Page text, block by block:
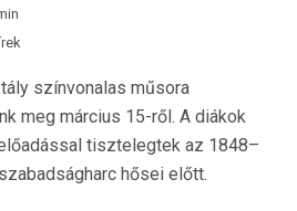
színvonalas műsora
meg március 15-ről. A diákok
tisztelegtek az 1848–
hősei előtt.